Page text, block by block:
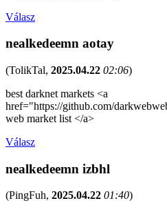
Válasz
nealkedeemn aotay
(TolikTal, 2025.04.22 02:06)
best darknet markets <a
href="https://github.com/
web market list </a>
Válasz
nealkedeemn izbhl
(PingFuh, 2025.04.22 01:40)